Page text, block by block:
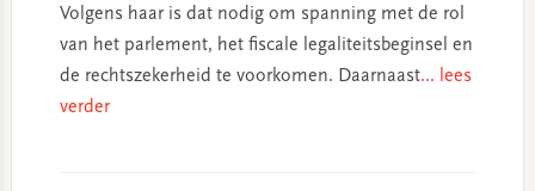
Volgens haar is dat nodig om spanning met de rol
van het parlement, het fiscale legaliteitsbeginsel en
de rechtszekerheid te voorkomen. Daarnaast... lees
verder